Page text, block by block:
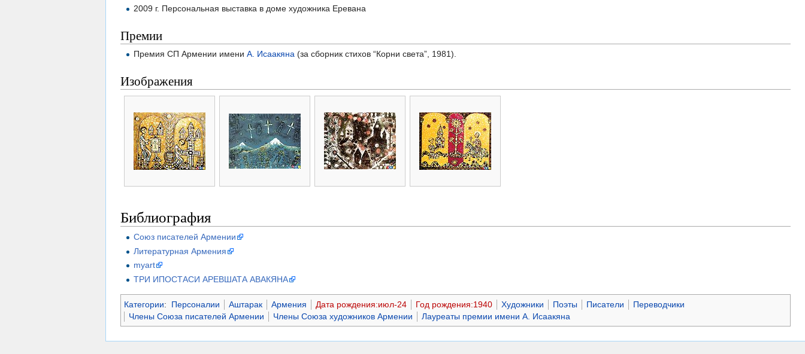
2009 г. Персональная выставка в доме художника Еревана
Премии
Премия СП Армении имениА. Исаакяна (за сборник стихов “Корни света”, 1981).
Изображения
Библиография
Союз писателей Армении
Литературная Армения
myart
ТРИ ИПОСТАСИ АРЕВШАТА АВАКЯНА
Категории: Персоналии Аштарак Армения Дата рождения:июл-24 Год рождения:1940 Художники Поэты Писатели
Переводчики
Члены Союза писателей Армении
Члены Союза художников Армении Лауреаты премии имени А. Исаакяна